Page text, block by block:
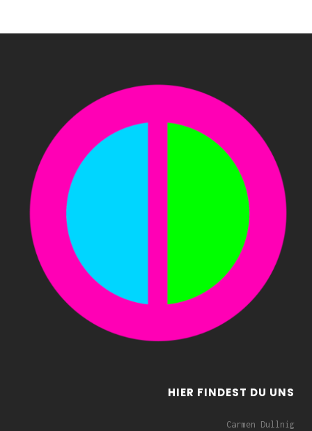
HIER FINDEST DU UNS
Carmen Dullnig